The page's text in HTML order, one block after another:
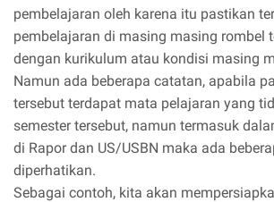
pembelajaran oleh karena itu pastikan
pembelajaran di masing masing rombel
dengan kurikulum atau kondisi masing
Namun ada beberapa catatan, apabila
tersebut terdapat mata pelajaran yang
semester tersebut, namun termasuk
di Rapor dan US/USBN maka ada
diperhatikan.
Sebagai contoh, kita akan